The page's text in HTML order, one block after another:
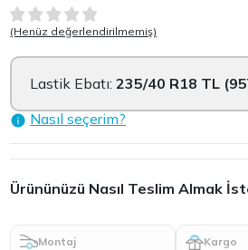
(Henüz değerlendirilmemiş)
Lastik Ebatı:235/40 R18 TL
Nasıl seçerim?
Ürününüzü Nasıl Teslim Almak
Montaj Kargo